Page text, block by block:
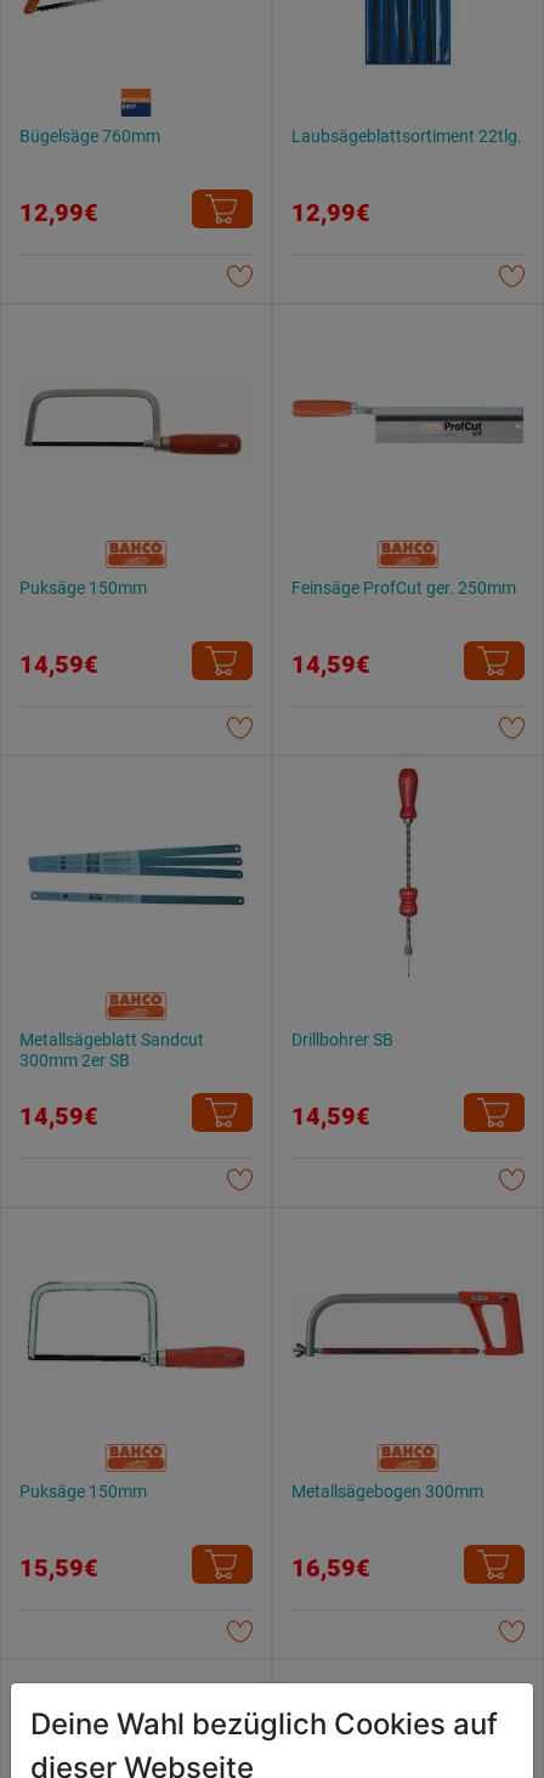
Bügelsäge 760mm
12,99€
Laubsägeblattsortiment 22tlg.
12,99€
Puksäge 150mm
14,59€
Feinsäge ProfCut ger. 250mm
14,59€
Metallsägeblatt Sandcut
300mm 2er SB
14,59€
Drillbohrer SB
14,59€
Puksäge 150mm
15,59€
Metallsägebogen 300mm
16,59€
Deine Wahl bezüglich Cookies auf
dieser Webseite